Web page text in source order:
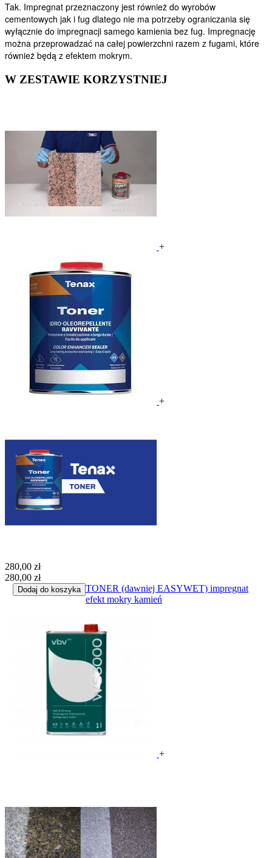
Tak. Impregnat przeznaczony jest również do wyrobów
cementowych jak i fug dlatego nie ma potrzeby ograniczania się
wyłącznie do impregnacji samego kamienia bez fug. Impregnację
można przeprowadzać na całej powierzchni razem z fugami, które
również będą z efektem mokrym.
W ZESTAWIE KORZYSTNIEJ
+
+
280,00 zł
280,00 zł
Dodaj do koszyka TONER (dawniej EASYWET) impregnat
efekt mokry kamień
+